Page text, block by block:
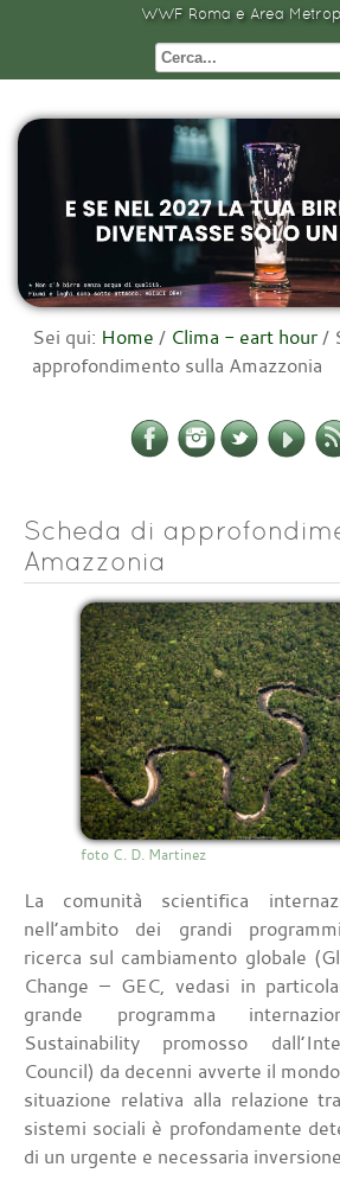
WWF Roma e Area
Sei qui: Home / Clima - eart hour/
approfondimento sulla Amazzonia
Scheda di
Amazzonia
foto C. D. Martinez
La comunità scientifica
nell’ambito dei grandi
ricerca sul cambiamento globale
Change – GEC, vedasi in
grande programma
Sustainability promosso
Council) da decenni avverte il
situazione relativa alla relazione
sistemi sociali è profondamente
di un urgente e necessaria